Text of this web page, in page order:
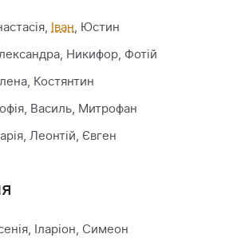
Іван, Юстин
Никифор, Фотій
Костянтин
Василь, Митрофан
Леонтій, Євген
Іларіон, Симеон